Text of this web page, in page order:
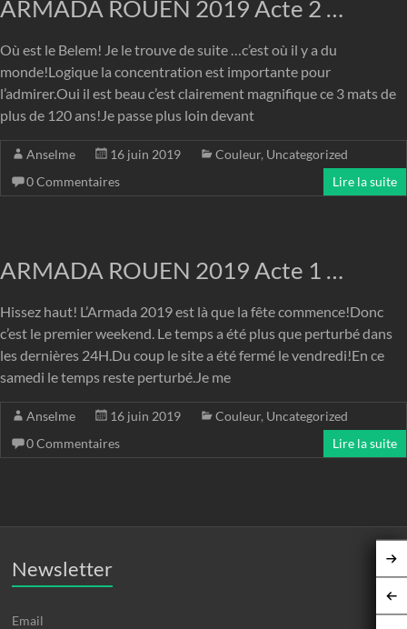
ARMADA ROUEN 2019 Acte 2 …
Où est le Belem! Je le trouve de suite …c’est où il y a du
monde!Logique la concentration est importante pour
l’admirer.Oui il est beau c’est clairement magnifique ce 3 mats de
plus de 120 ans!Je passe plus loin devant
Anselme 16 juin 2019 Couleur, Uncategorized
0 Commentaires
Lire la suite
ARMADA ROUEN 2019 Acte 1 …
Hissez haut! L’Armada 2019 est là que la fête commence!Donc
c’est le premier weekend. Le temps a été plus que perturbé dans
les dernières 24H.Du coup le site a été fermé le vendredi!En ce
samedi le temps reste perturbé.Je me
Anselme 16 juin 2019 Couleur, Uncategorized
0 Commentaires
Lire la suite
Newsletter
Email